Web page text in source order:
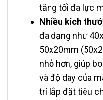
tăng tối đa lực
Nhiều kích
đa dạng như
50x20mm
nhỏ hơn, giúp
và độ dày của
trí lắp đặt tiêu